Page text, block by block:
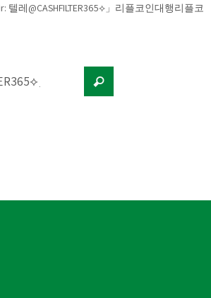
텔레@CASHFILTER365⟡」리플코인대행리플코